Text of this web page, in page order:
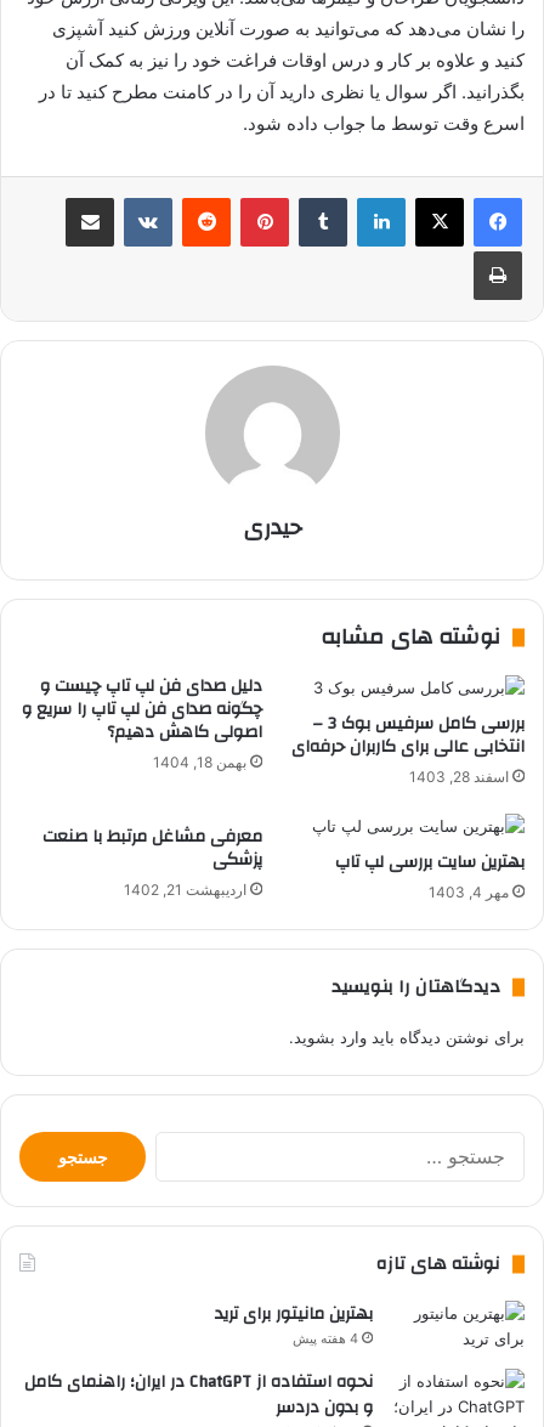
را نشان می‌دهد که می‌توانید به صورت آنلاین ورزش کنید آشپزی
کنید و علاوه بر کار و درس اوقات فراغت خود را نیز به کمک آن
بگذرانید. اگر سوال یا نظری دارید آن را در کامنت مطرح کنید تا در
اسرع وقت توسط ما جواب داده شود.
لینکدین ‫تامبلر پینترست‫رددیت ‫VKontakteاشتراک گذاری از طریق ایمیل
چاپ
حیدری
نوشته های مشابه
بررسی کامل سرفیس بوک 3 –
انتخابی عالی برای کاربران حرفه‌ای
اسفند 28, 1403
دلیل صدای فن لپ تاپ چیست و
چگونه صدای فن لپ تاپ را سریع و
اصولی کاهش دهیم؟
بهمن 18, 1404
بهترین سایت بررسی لپ تاپ
مهر 4, 1403
معرفی مشاغل مرتبط با صنعت
پزشکی
اردیبهشت 21, 1402
دیدگاهتان را بنویسید
برای نوشتن دیدگاه باید وارد بشوید.
جستجو
برای:
نوشته های تازه
بهترین مانیتور برای ترید
4 هفته پیش
نحوه استفاده از ChatGPT در ایران؛ راهنمای کامل
و بدون دردسر